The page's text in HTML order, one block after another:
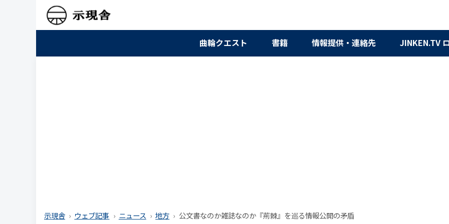
曲輪クエスト 書籍 情報提供・連絡先 JINKEN.TV
示現舎 ウェブ記事 ニュース 地方 公文書なのか雑誌なのか『荊棘』を巡る情報公開の矛盾